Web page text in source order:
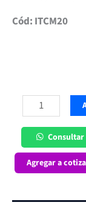
Cód: ITCM20
Campana
Mural
200x100
cm
cantidad
Consultar
Agregar a